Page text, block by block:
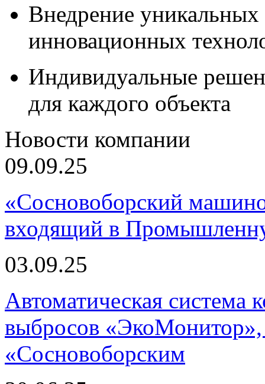
Внедрение уникальных
инновационных
Индивидуальные
для каждого объекта
Новости компании
09.09.25
«Сосновоборский
входящий в
03.09.25
Автоматическая
выбросов «ЭкоМонитор»,
«Сосновоборским